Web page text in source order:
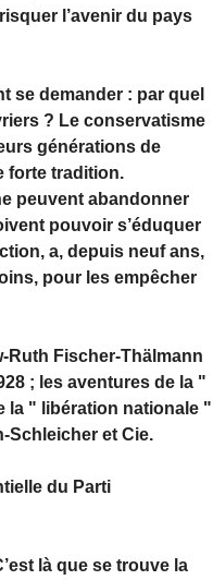
l’avenir du pays
se demander : par quel
? Le conservatisme
générations de
forte tradition.
peuvent abandonner
pouvoir s’éduquer
a, depuis neuf ans,
pour les empêcher
Ruth Fischer-Thälmann
; les aventures de la "
la " libération nationale "
Schleicher et Cie.
du Parti
là que se trouve la